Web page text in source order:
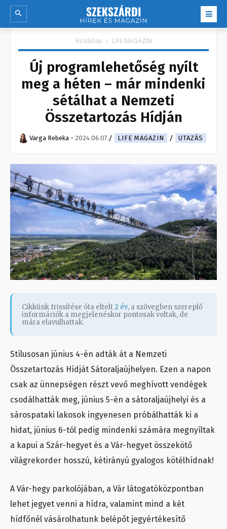
Kezdőlap LIFE MAGAZIN
Új programlehetőség nyílt
meg a héten – már mindenki
sétálhat a Nemzeti
Összetartozás Hídján
Varga Rebeka - 2024.06.07. LIFE MAGAZIN UTAZÁS
Cikkünk frissítése óta eltelt2 év, a szövegben szereplő
információk a megjelenéskor pontosak voltak, de
mára elavulhattak.
Stílusosan június 4-én adták át a Nemzeti
Összetartozás Hídját Sátoraljaújhelyen. Ezen a napon
csak az ünnepségen részt vevő meghívott vendégek
csodálhatták meg, június 5-én a sátoraljaújhelyi és a
sárospataki lakosok ingyenesen próbálhatták ki a
hidat, június 6-tól pedig mindenki számára megnyíltak
a kapui a Szár-hegyet és a Vár-hegyet összekötő
világrekorder hosszú, kétirányú gyalogos kötélhídnak!
A Vár-hegy parkolójában, a Vár látogatóközpontban
lehet jegyet venni a hídra, valamint mind a két
hídfőnél vásárolhatunk belépőt jegyértékesítő